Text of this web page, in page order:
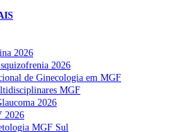
2026
2026
de Ginecologia em MGF
MGF
2026
2026
MGF Sul